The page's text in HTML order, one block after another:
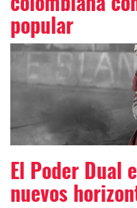
popular
El Poder Dual
nuevos